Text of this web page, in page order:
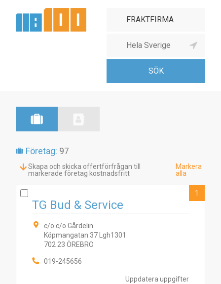
Företag: 97
Skapa och skicka offertförfrågan till
markerade företag kostnadsfritt
Markera
alla
Uppdatera uppgifter
TG Bud & Service
c/o c/o Gårdelin
Köpmangatan 37 Lgh1301
702 23 ÖREBRO
019-245656
1